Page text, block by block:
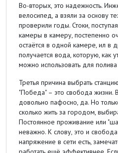
Во-вторых, это надежность.
велосипед, а взяли за основу
проверили годы. Стоки,
камеры в камеру, постепенно
остаётся в одной камере, ил в
получается вода, которую, как
можно использовать для
Третья причина выбрать
"Победа" – это свобода жизни.
довольно пафосно, да. Но
сколько жить за городом,
Постоянное проживание или
неважно. К слову, это и свобода
напряжение в сети есть,